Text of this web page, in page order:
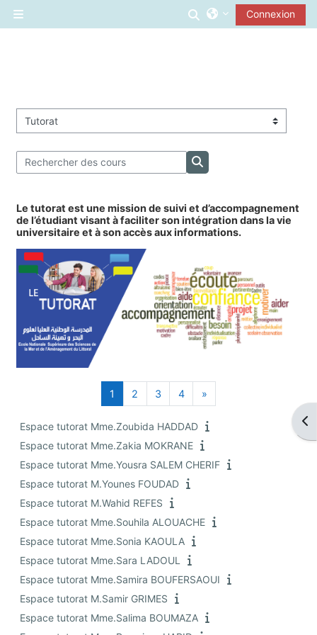
Panneau latéral
Activer/désactiver
Connexion
Catégories de cours
Rechercher des cours
Rechercher des cours
Le tutorat est une mission de suivi et d’accompagnement
de l’étudiant visant à faciliter son intégration dans la vie
universitaire et à son accès aux informations.
1 Page 1
2 Page 2
3 Page 3
4Page 4
»Page suivante
Espace tutorat Mme.Zoubida HADDAD
Espace tutorat Mme.Zakia MOKRANE
Espace tutorat Mme.Yousra SALEM CHERIF
Espace tutorat M.Younes FOUDAD
Espace tutorat M.Wahid REFES
Espace tutorat Mme.Souhila ALOUACHE
Espace tutorat Mme.Sonia KAOULA
Espace tutorat Mme.Sara LADOUL
Espace tutorat Mme.Samira BOUFERSAOUI
Espace tutorat M.Samir GRIMES
Espace tutorat Mme.Salima BOUMAZA